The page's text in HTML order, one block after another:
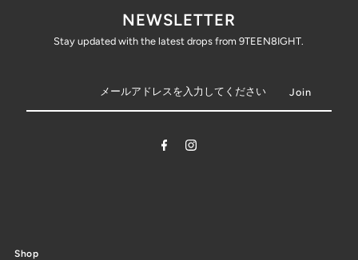
NEWSLETTER
Stay updated with the latest drops from 9TEEN8IGHT.
Shop